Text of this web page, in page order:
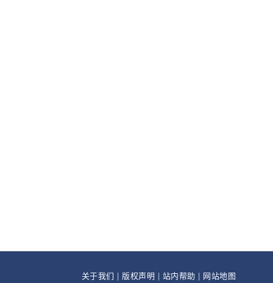
关于我们 | 版权声明 | 站内帮助 | 网站地图